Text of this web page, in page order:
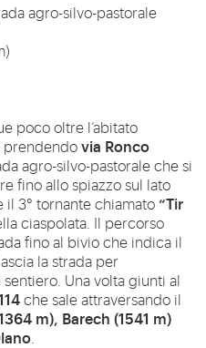
agro-silvo-pastorale
poco oltre l’abitato
prendendovia Ronco
agro-silvo-pastorale che si
fino allo spiazzo sul lato
3° tornante chiamato“Tir
ciaspolata. Il percorso
fino al bivio che indica il
la strada per
Una volta giunti al
che sale attraversando il
m), Barech (1541 m)